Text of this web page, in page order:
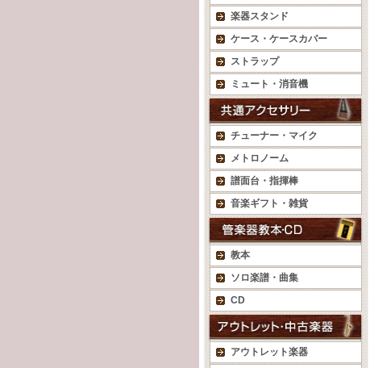
楽器スタンド
ケース・ケースカバー
ストラップ
ミュート・消音機
チューナー・マイク
メトロノーム
譜面台・指揮棒
音楽ギフト・雑貨
教本
ソロ楽譜・曲集
CD
アウトレット楽器